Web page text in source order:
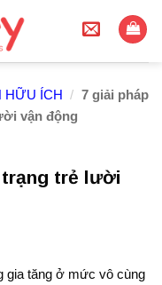
HỮU ÍCH / 7 giải pháp
vận động
trẻ lười
gia tăng ở mức vô cùng